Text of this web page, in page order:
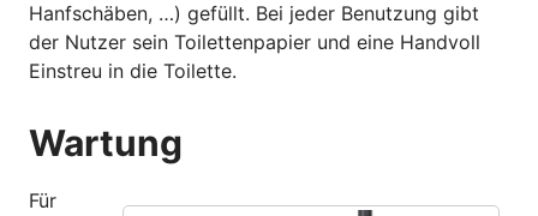
Hanfschäben, …) gefüllt. Bei jeder Benutzung gibt
der Nutzer sein Toilettenpapier und eine Handvoll
Einstreu in die Toilette.
Wartung
Für